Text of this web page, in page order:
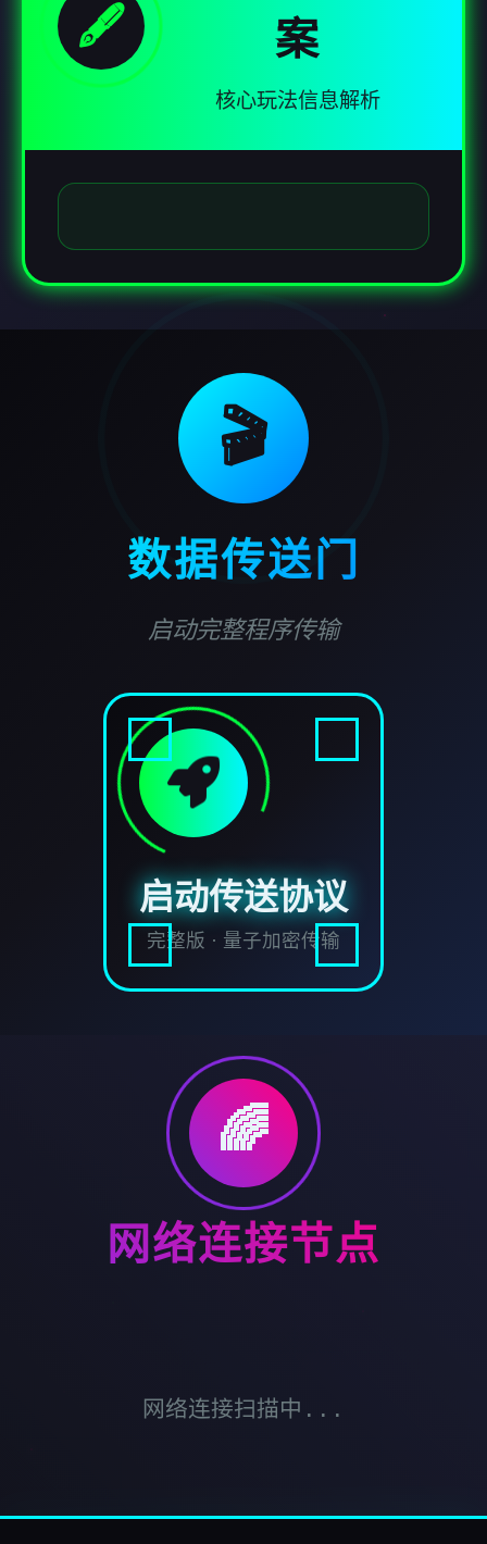
🖋️
案
核心玩法信息解析
🎬
数据传送门
启动完整程序传输
启动传送协议
完整版 · 量子加密传输
🌈
网络连接节点
网络连接扫描中...